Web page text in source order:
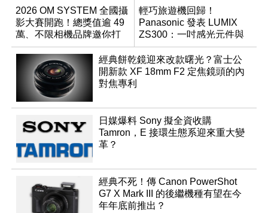
2026 OM SYSTEM 全國攝
影大賽開跑！總獎值逾 49
萬、不限相機品牌邀你打
破框架
輕巧旅遊機回歸！
Panasonic 發表 LUMIX
ZS300：一吋感光元件與
15 倍光學變焦
經典餅乾鏡迎來改款曙光？富士公
開新款 XF 18mm F2 定焦鏡頭的內
對焦專利
日媒爆料 Sony 擬全資收購
Tamron，E 接環生態系迎來重大變
革？
經典不死！傳 Canon PowerShot
G7 X Mark III 的後繼機種有望在今
年年底前推出？